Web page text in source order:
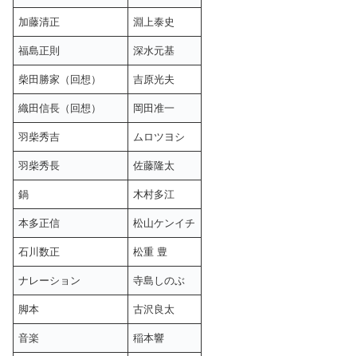
加藤清正 淵上泰史
福島正則 深水元基
柴田勝家（回想） 吉原光夫
織田信長（回想） 岡田准一
羽柴秀吉 ムロツヨシ
羽柴秀長 佐藤隆太
鍋 木村多江
本多正信 松山ケンイチ
石川数正 松重 豊
ナレーション 寺島しのぶ
脚本 古沢良太
音楽 稲本響